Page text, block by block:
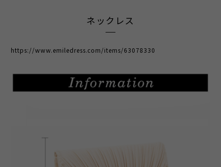
ネックレス
https://www.emiledress.com/items/63078330